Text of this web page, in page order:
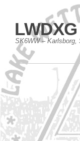
SK6WW – Karlsborg,